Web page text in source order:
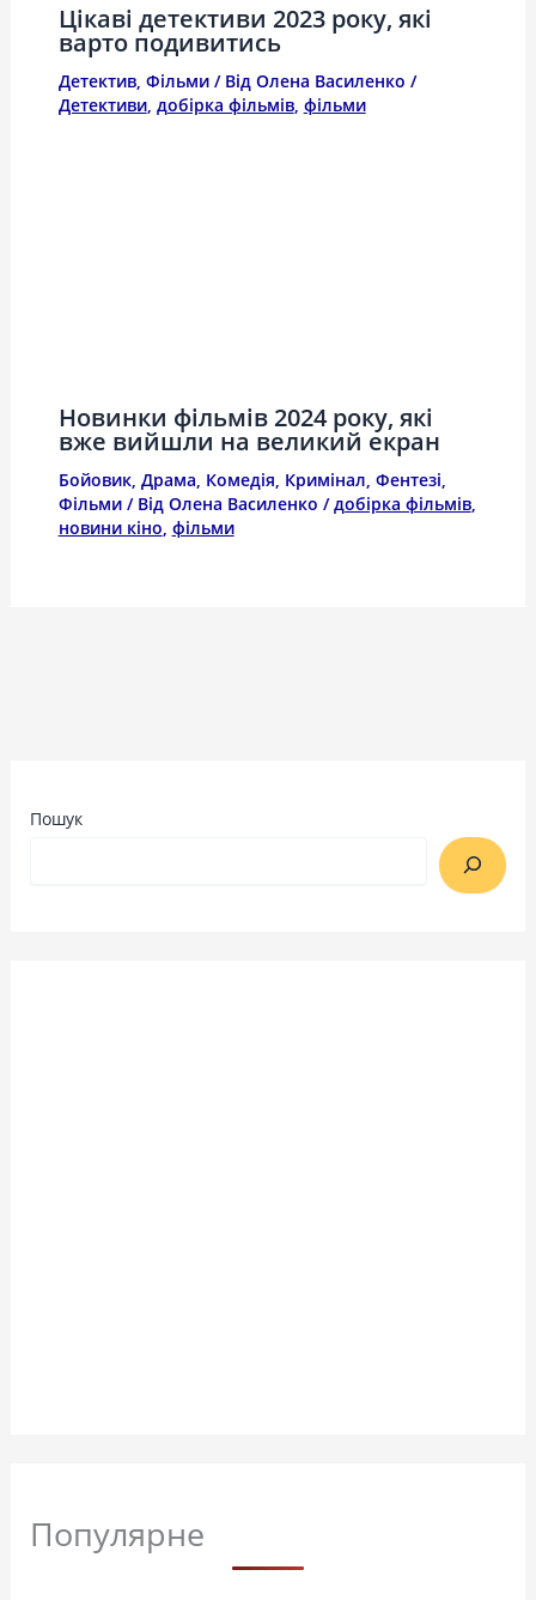
Цікаві детективи 2023 року, які
варто подивитись
Детектив, Фільми/ Від Олена Василенко /
Детективи, добірка фільмів, фільми
Новинки фільмів 2024 року, які
вже вийшли на великий екран
Бойовик, Драма, Комедія, Кримінал, Фентезі,
Фільми/ Від Олена Василенко /добірка фільмів,
новини кіно, фільми
Пошук
Популярне